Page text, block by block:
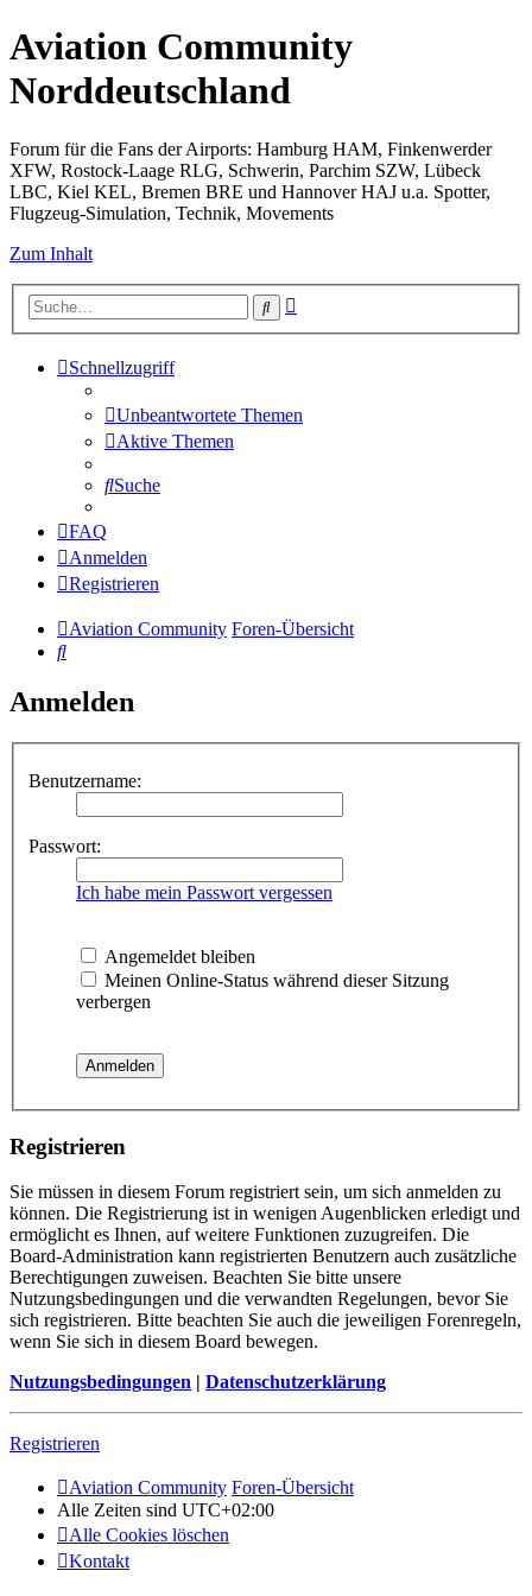
Aviation Community
Norddeutschland
Forum für die Fans der Airports: Hamburg HAM, Finkenwerder
XFW, Rostock-Laage RLG, Schwerin, Parchim SZW, Lübeck
LBC, Kiel KEL, Bremen BRE und Hannover HAJ u.a. Spotter,
Flugzeug-Simulation, Technik, Movements
Zum Inhalt
Suche
Schnellzugriff
Unbeantwortete Themen
Aktive Themen
Suche
FAQ
Anmelden
Registrieren
Aviation Community Foren-Übersicht
Suche
Anmelden
Benutzername:
Passwort:
Ich habe mein Passwort vergessen
Angemeldet bleiben
Meinen Online-Status während dieser Sitzung
verbergen
Registrieren
Sie müssen in diesem Forum registriert sein, um sich anmelden zu
können. Die Registrierung ist in wenigen Augenblicken erledigt und
ermöglicht es Ihnen, auf weitere Funktionen zuzugreifen. Die
Board-Administration kann registrierten Benutzern auch zusätzliche
Berechtigungen zuweisen. Beachten Sie bitte unsere
Nutzungsbedingungen und die verwandten Regelungen, bevor Sie
sich registrieren. Bitte beachten Sie auch die jeweiligen Forenregeln,
wenn Sie sich in diesem Board bewegen.
Nutzungsbedingungen | Datenschutzerklärung
Registrieren
Aviation Community Foren-Übersicht
Alle Zeiten sind UTC+02:00
Alle Cookies löschen
Kontakt